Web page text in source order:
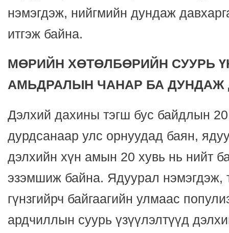
нэмэгдэж, нийгмийн дундаж
итгэж байна.
МӨРИЙН ХӨТӨЛБӨРИЙН СУУРЬ
АМЬДРАЛЫН ЧАНАР БА ДУНДАЖ
Дэлхий дахины тэгш бус байдлын
дурдсанаар улс орнуудад баян,
дэлхийн хүн амын 20 хувь нь нийт
эзэмшиж байна. Ядуурал нэмэгдэж,
гүнзгийрч байгаагийн улмаас
ардчиллын суурь үзүүлэлтүүд